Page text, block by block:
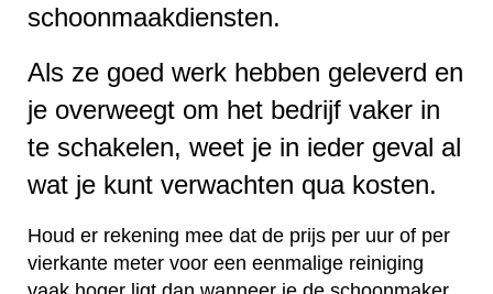
schoonmaakdiensten.
Als ze goed werk hebben geleverd en
je overweegt om het bedrijf vaker in
te schakelen, weet je in ieder geval al
wat je kunt verwachten qua kosten.
Houd er rekening mee dat de prijs per uur of per
vierkante meter voor een eenmalige reiniging